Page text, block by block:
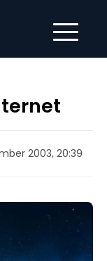
2003, 20:39